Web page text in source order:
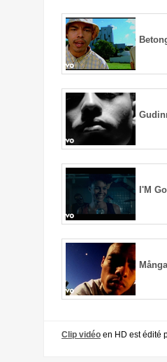
I'M
Clip vidéo en HD est édité